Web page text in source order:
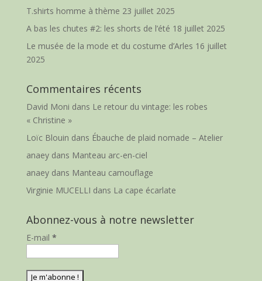
T.shirts homme à thème 23 juillet 2025
A bas les chutes #2: les shorts de l’été 18 juillet 2025
Le musée de la mode et du costume d’Arles 16 juillet
2025
Commentaires récents
David Moni dans Le retour du vintage: les robes
« Christine »
Loïc Blouin dans Ébauche de plaid nomade – Atelier
anaeydans Manteau arc-en-ciel
anaeydans Manteau camouflage
Virginie MUCELLI dans La cape écarlate
Abonnez-vous à notre newsletter
E-mail *